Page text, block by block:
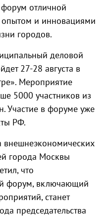
отличной
и инновациями
городов.
деловой
27-28 августа в
Мероприятие
5000 участников из
Участие в форуме уже
РФ.
внешнеэкономических
города Москвы
что
форум, включающий
станет
председательства